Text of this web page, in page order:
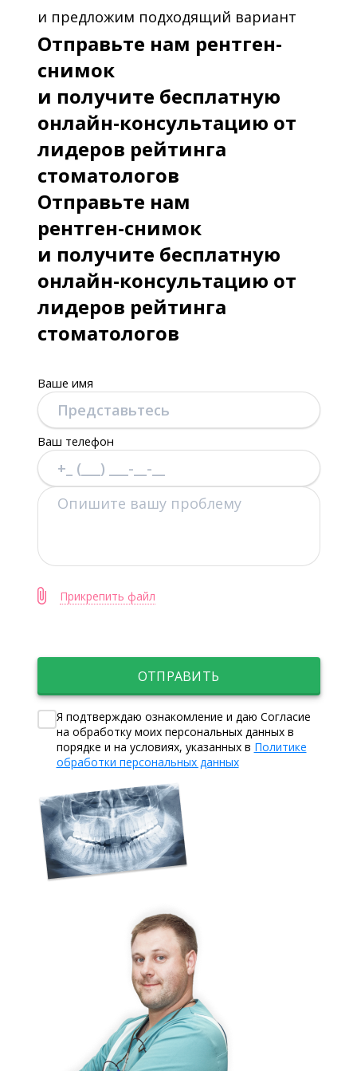
и предложим подходящий вариант
Отправьте нам рентген-
снимок
и получите бесплатную
онлайн-консультацию от
лидеров рейтинга
стоматологов
Отправьте нам
рентген-снимок
и получите бесплатную
онлайн-консультацию от
лидеров рейтинга
стоматологов
Ваше имя
Ваш телефон
Прикрепить файл
ОТПРАВИТЬ
Я подтверждаю ознакомление и даю Согласие
на обработку моих персональных данных в
порядке и на условиях, указанных в Политике
обработки персональных данных